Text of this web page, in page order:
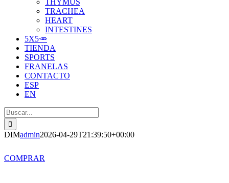
THYMUS
TRACHEA
HEART
INTESTINES
5X5🥕
TIENDA
SPORTS
FRANELAS
CONTACTO
ESP
EN
Buscar:
DIMadmin2026-04-29T21:39:50+00:00
COMPRAR